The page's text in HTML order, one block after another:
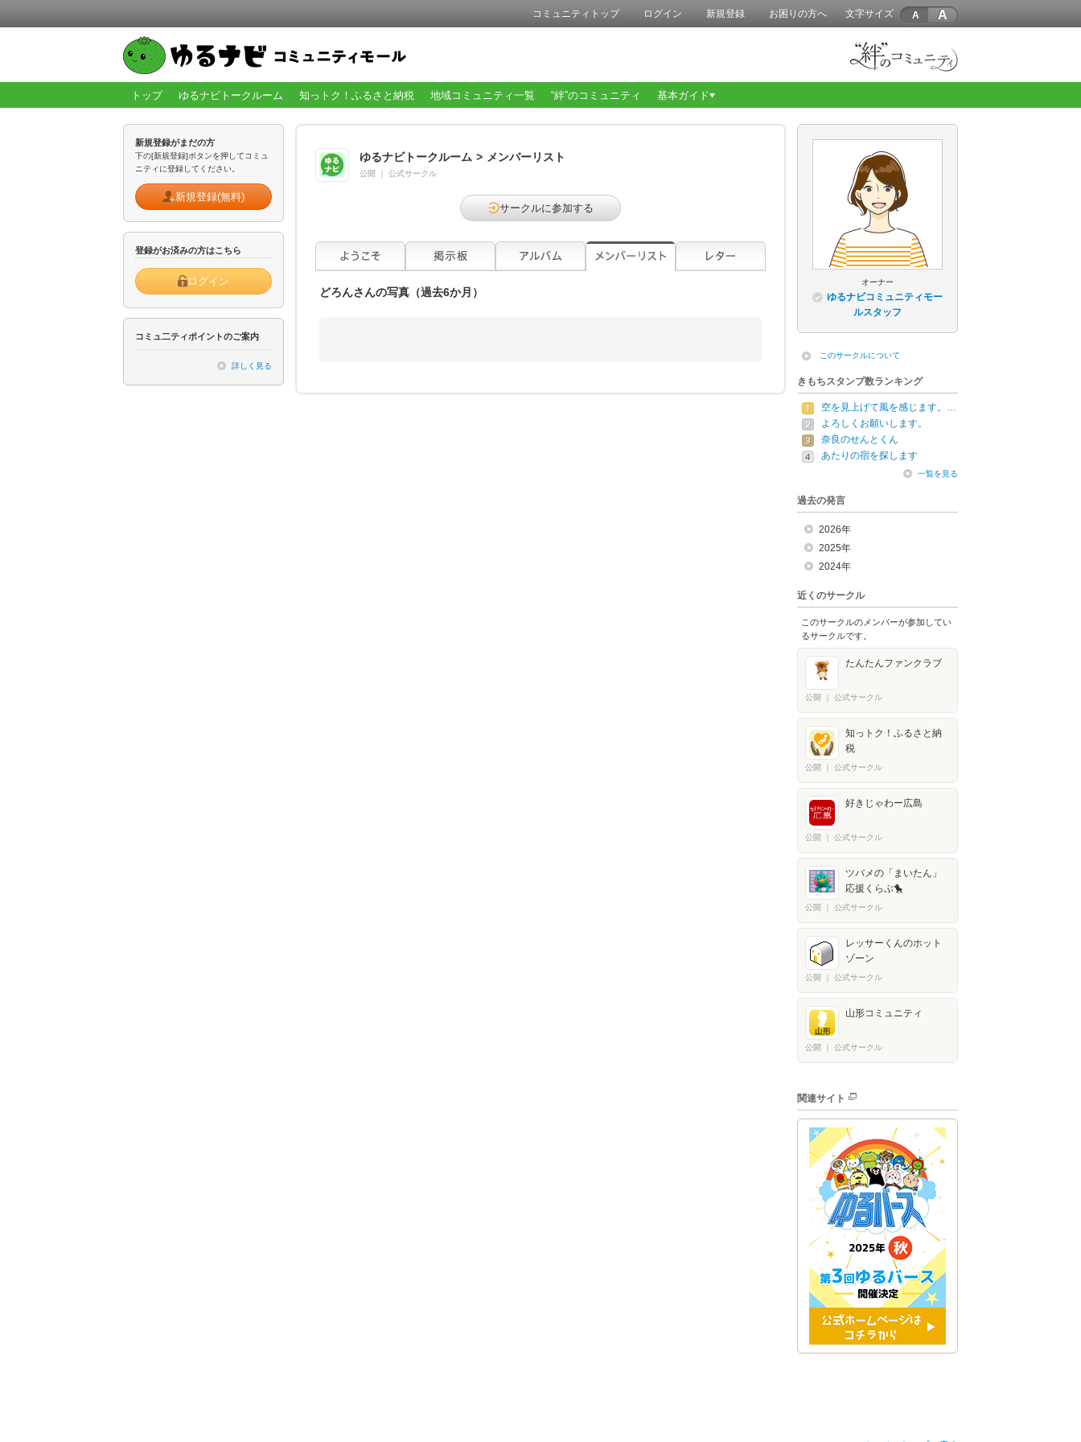
コミュニティトップ ログイン 新規登録 お困りの方へ 文字サイズ A
トップ ゆるナビトークルーム 知っトク！ふるさと納税 地域コミュニティ一覧 “絆”のコミュニティ 基本ガイド
新規登録がまだの方
下の[新規登録]ボタンを押してコミュ
ニティに登録してください。
新規登録(無料)
登録がお済みの方はこちら
ログイン
コミュ二ティポイントのご案内
詳しく見る
ゆるナビトークルーム > メンバーリスト
公開 公式サークル
サークルに参加する
どろんさんの写真（過去6か月）
オーナー
ゆるナビコミュニティモー
ルスタッフ
このサークルについて
きもちスタンプ数ランキング
空を見上げて風を感じます。…
よろしくお願いします。
奈良のせんとくん
あたりの宿を探します
一覧を見る
過去の発言
2026年
2025年
2024年
近くのサークル
このサークルのメンバーが参加してい
るサークルです。
たんたんファンクラブ
公開 公式サークル
知っトク！ふるさと納
税
公開 公式サークル
好きじゃわー広島
公開 公式サークル
ツバメの「まいたん」
応援くらぶ🐤
公開 公式サークル
レッサーくんのホット
ゾーン
公開 公式サークル
山形コミュニティ
公開 公式サークル
関連サイト